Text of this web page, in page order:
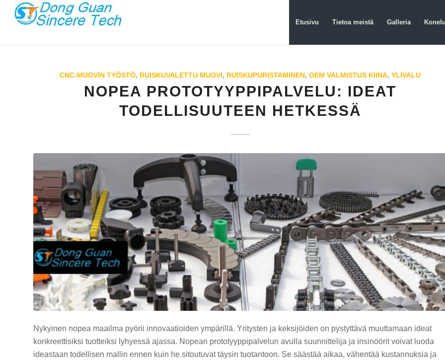
Etusivu Tietoa meistä Galleria
CNC-MUOVIN TYÖSTÖ, RUISKUVALETTU MUOVI, RUISKUPURISTAMINEN,OEM VALMISTUS KIINA,YLIVALU
NOPEA PROTOTYYPPIPALVELU: IDEAT
TODELLISUUTEEN HETKESSÄ
Nykyinen nopea maailma pyörii innovaatioiden ympärillä. Yritysten ja keksijöiden on pystyttävä muuttamaan ideat
konkreettisiksi tuotteiksi lyhyessä ajassa. Nopean prototyyppipalvelun avulla suunnittelija ja insinöörit voivat luoda
ideastaan todellisen mallin ennen kuin he sitoutuvat täysin tuotantoon. Se säästää aikaa, vähentää kustannuksia ja